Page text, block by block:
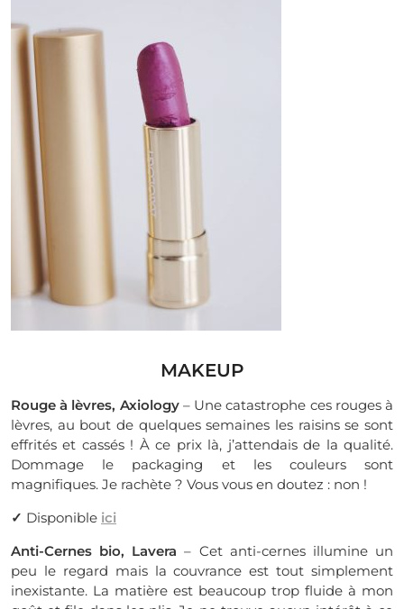
MAKEUP
Rouge à lèvres, Axiology– Une catastrophe ces rouges à
lèvres, au bout de quelques semaines les raisins se sont
effrités et cassés ! À ce prix là, j’attendais de la qualité.
Dommage le packaging et les couleurs sont
magnifiques. Je rachète ? Vous vous en doutez : non !
✓ Disponible ici
Anti-Cernes bio, Lavera – Cet anti-cernes illumine un
peu le regard mais la couvrance est tout simplement
inexistante. La matière est beaucoup trop fluide à mon